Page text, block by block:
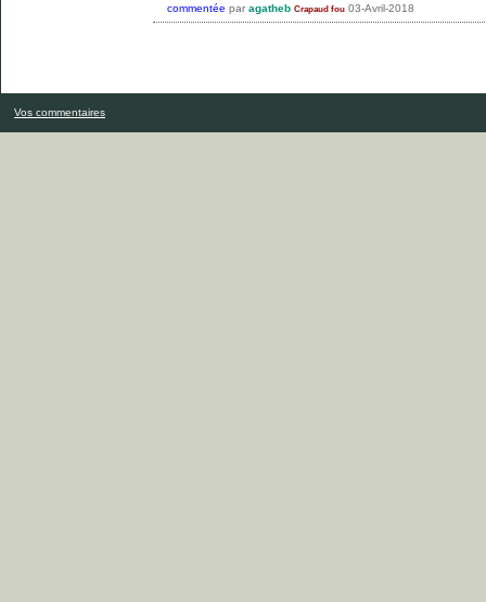
commentée par agatheb Crapaud fou 03-Avril-2018
Vos commentaires